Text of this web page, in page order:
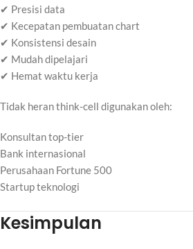
✔ Presisi data
✔ Kecepatan pembuatan chart
✔ Konsistensi desain
✔ Mudah dipelajari
✔ Hemat waktu kerja
Tidak heran think-cell digunakan oleh:
Konsultan top-tier
Bank internasional
Perusahaan Fortune 500
Startup teknologi
Kesimpulan